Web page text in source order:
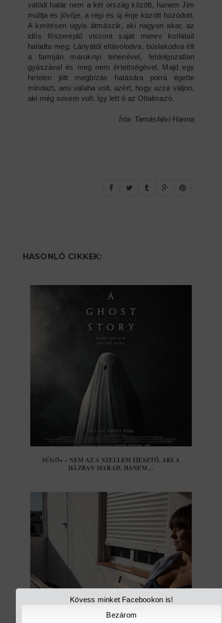
valódi határ nem a két ország között, hanem Jim
múltja és jövője, a régi és új énje között húzódott.
A kerítésen úgyis átmászik, aki nagyon akar, az
idős főszereplő viszont saját merev korlátait
haladta meg. Lányától eltávolodva, búslakodva élt
a farmján maroknyi tehenével, feldolgozatlan
gyászával és meg nem értettségével. Majd egy
hirtelen jött megbízás hatására porrá égette
mindazt, ami valaha volt, azért, hogy azzá váljon,
aki még sosem volt. Így lett ő az Oltalmazó.
Írta: Tamásfalvi Hanna
HASONLÓ CIKKEK:
SÚGÓ+ – NEM AZ A SZELLEM IJESZTŐ, AKI A
HÁZBAN MARAD, HANEM ...
Kövess minket Facebookon is!
Bezárom